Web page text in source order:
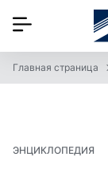
Главная страница
ЭНЦИКЛОПЕДИЯ